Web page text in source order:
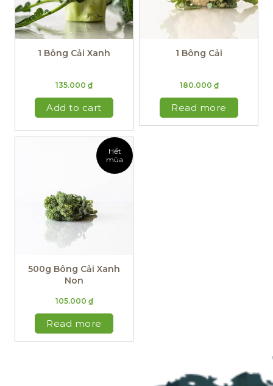
1 Bông Cải Xanh
135.000 ₫
Add to cart
1 Bông Cải
180.000 ₫
Read more
Hết
mùa
500g Bông Cải Xanh
Non
105.000 ₫
Read more